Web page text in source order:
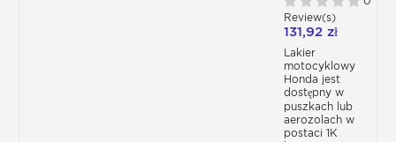
Lakier Honda, warstwa
bazowa i bezbarwny
HONDA
ROZPUSZCZALNIKIEM
LAKIERÓW
BAZOWYCH
Review(s)
131,92 zł
Lakier
motocyklowy
Honda jest
dostępny w
puszkach lub
aerozolach w
postaci 1K